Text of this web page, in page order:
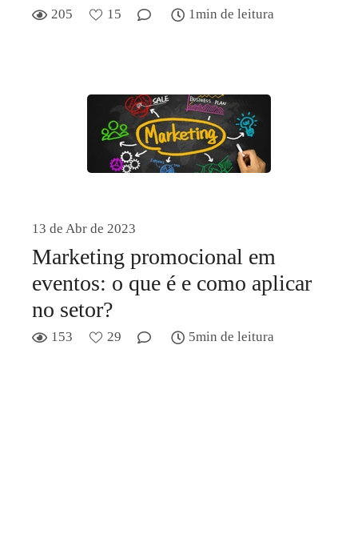
205 15 1min de leitura
13 de Abr de 2023
Marketing promocional em
eventos: o que é e como aplicar
no setor?
153 29 5min de leitura